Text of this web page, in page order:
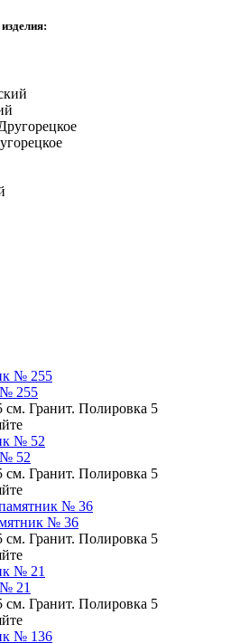
№ 255
см. Гранит. Полировка 5
№ 52
см. Гранит. Полировка 5
№ 36
см. Гранит. Полировка 5
21
см. Гранит. Полировка 5